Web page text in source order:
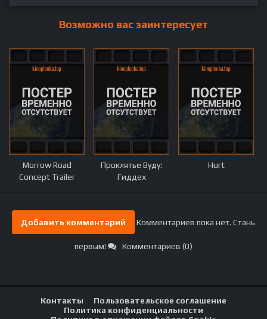
Возможно вас заинтересует
Morrow Road
Concept Trailer
Проклятье Вуду:
Гиддех
Hurt
Добавить комментарий Комментариев пока нет. Стань
первым! Комментариев (0)
Контакты
Пользовательское соглашение
Политика конфиденциальности